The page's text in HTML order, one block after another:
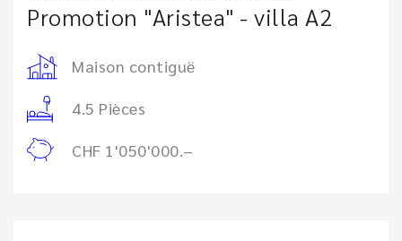
Promotion "Aristea" - villa A2
Maison contiguë
4.5 Pièces
CHF 1'050'000.–